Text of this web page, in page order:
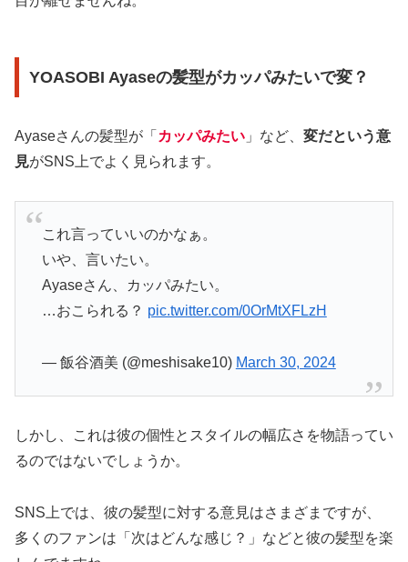
YOASOBI Ayaseの髪型がカッパみたいで変？
Ayaseさんの髪型が「 カッパみたい 」など、 変だという意
見がSNS上でよく見られます。
これ言っていいのかなぁ。
いや、言いたい。
Ayaseさん、カッパみたい。
…おこられる？ pic.twitter.com/0OrMtXFLzH
— 飯谷酒美 (@meshisake10) March 30, 2024
しかし、これは彼の個性とスタイルの幅広さを物語ってい
るのではないでしょうか。
SNS上では、彼の髪型に対する意見はさまざまですが、
多くのファンは「次はどんな感じ？」などと彼の髪型を楽